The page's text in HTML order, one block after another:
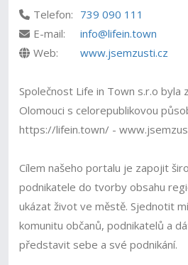
Telefon: 739 090 111
E-mail:
info@lifein.town
Web:
www.jsemzusti.cz
Společnost Life in Town s.r.o byla
Olomouci s celorepublikovou
https://lifein.town/ -
Cílem našeho portalu je zapojit
podnikatele do tvorby obsahu
ukázat život ve městě. Sjednotit
komunitu občanů, podnikatelů a
představit sebe a své podnikání.